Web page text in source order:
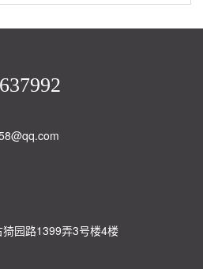
园路1399弄3号楼4楼